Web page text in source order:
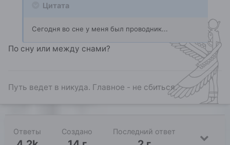
Цитата
Сегодня во сне у меня был проводник...
По сну или между снами?
Путь ведет в никуда. Главное - не сбиться.
Ответы Создано Последний ответ